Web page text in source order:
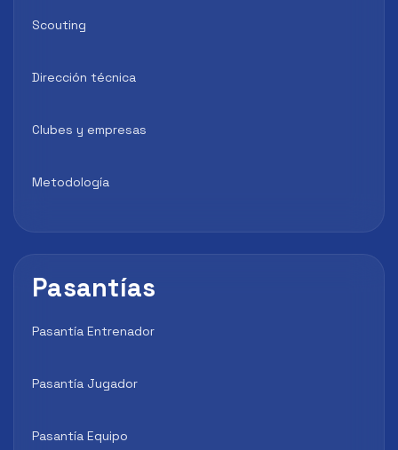
Scouting
Dirección técnica
Clubes y empresas
Metodología
Pasantías
Pasantía Entrenador
Pasantía Jugador
Pasantía Equipo